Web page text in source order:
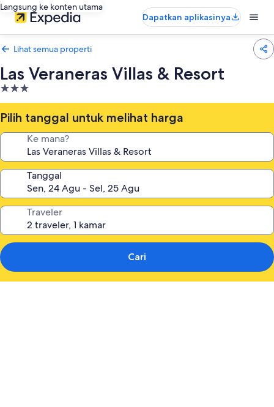
Langsung ke konten utama
Dapatkan aplikasinya
Lihat semua properti
Las Veraneras Villas & Resort
Properti
bintang
3.0
Pilih tanggal untuk melihat harga
Ke mana?
Tanggal
Traveler
Cari